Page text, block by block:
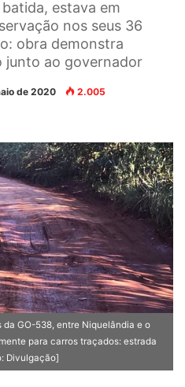
estava em
nos seus 36
obra demonstra
junto ao governador
de 2020 2.005
da GO-538, entre Niquelândia e o
para carros traçados: estrada
Divulgação]